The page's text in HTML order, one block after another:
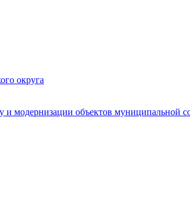
округа
и модернизации объектов муниципальной